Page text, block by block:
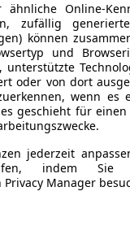
ähnliche Online-
zufällig
können
und
unterstützte
oder von dort
wenn es
geschieht für
jederzeit
indem
Manager
weniger
360 Grad